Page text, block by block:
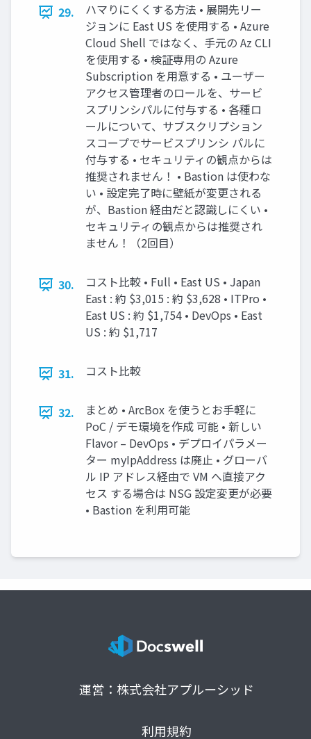
29.
ハマりにくくする方法 • 展開先リー
ジョンに East US を使用する • Azure
Cloud Shell ではなく、手元の Az CLI
を使用する • 検証専用の Azure
Subscription を用意する • ユーザー
アクセス管理者のロールを、サービ
スプリンシパルに付与する • 各種ロ
ールについて、サブスクリプション
スコープでサービスプリンシ パルに
付与する • セキュリティの観点からは
推奨されません！ • Bastion は使わな
い • 設定完了時に壁紙が変更される
が、Bastion 経由だと認識しにくい •
セキュリティの観点からは推奨され
ません！（2回目）
30.
コスト比較 • Full • East US • Japan
East : 約 $3,015 : 約 $3,628 • ITPro •
East US : 約 $1,754 • DevOps • East
US : 約 $1,717
31. コスト比較
32.
まとめ • ArcBox を使うとお手軽に
PoC / デモ環境を作成 可能 • 新しい
Flavor – DevOps • デプロイパラメー
ター myIpAddress は廃止 • グローバ
ル IP アドレス経由で VM へ直接アク
セス する場合は NSG 設定変更が必要
• Bastion を利用可能
運営：株式会社アプルーシッド
利用規約